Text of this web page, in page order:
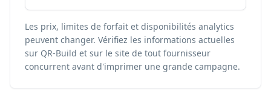
Les prix, limites de forfait et disponibilités analytics
peuvent changer. Vérifiez les informations actuelles
sur QR-Build et sur le site de tout fournisseur
concurrent avant d'imprimer une grande campagne.